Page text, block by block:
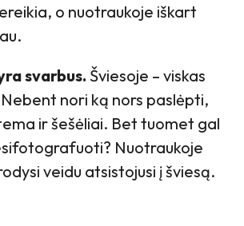
o nuotraukoje iškart
svarbus. Šviesoje – viskas
nori ką nors paslėpti,
ir šešėliai. Bet tuomet gal
Nuotraukoje
veidu atsistojusi į šviesą.